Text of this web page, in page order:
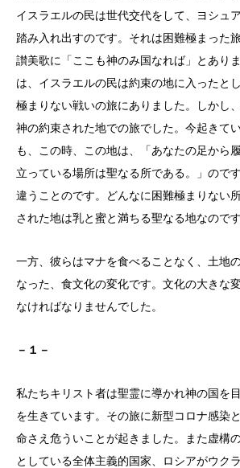
イスラエルの民は世代交代をして、ヨシュ
踏み入れ出すのです。それは困難極まった
讃美歌に「ここも神のみ国なれば」とあり
は、イスラエルの民は約束の地に入ったと
極まりない戦いの旅にありました。しかし
神の約束された地での旅でした。今起きて
も、この時、この地は、「あなたの足から
立っている場所は聖なる所である。」ので
違うことのです。どんなに困難極まりない
された地は乳と蜜と満ちる聖なる地なのです
一方、彼らはマナを食べることなく、土地
なった、食文化の変化です。文化の大きな
なければなりませんでした。
－１－
私たちキリスト者は聖霊に導かれ神の国を
を生きています。その旅に新型コロナ感染
命さえ危ういことが起きました。また虚構
としている全体主義的国家、ロシアがウク